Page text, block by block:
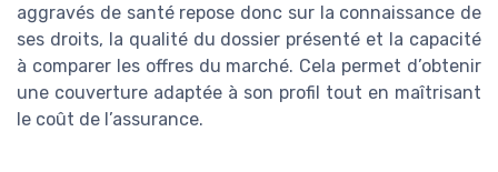
aggravés de santé repose donc sur la connaissance de
ses droits, la qualité du dossier présenté et la capacité
à comparer les offres du marché. Cela permet d’obtenir
une couverture adaptée à son profil tout en maîtrisant
le coût de l’assurance.